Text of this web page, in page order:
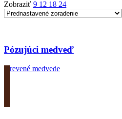
Zobraziť 9 12 18 24
Pózujúci medveď
Drevené medvede